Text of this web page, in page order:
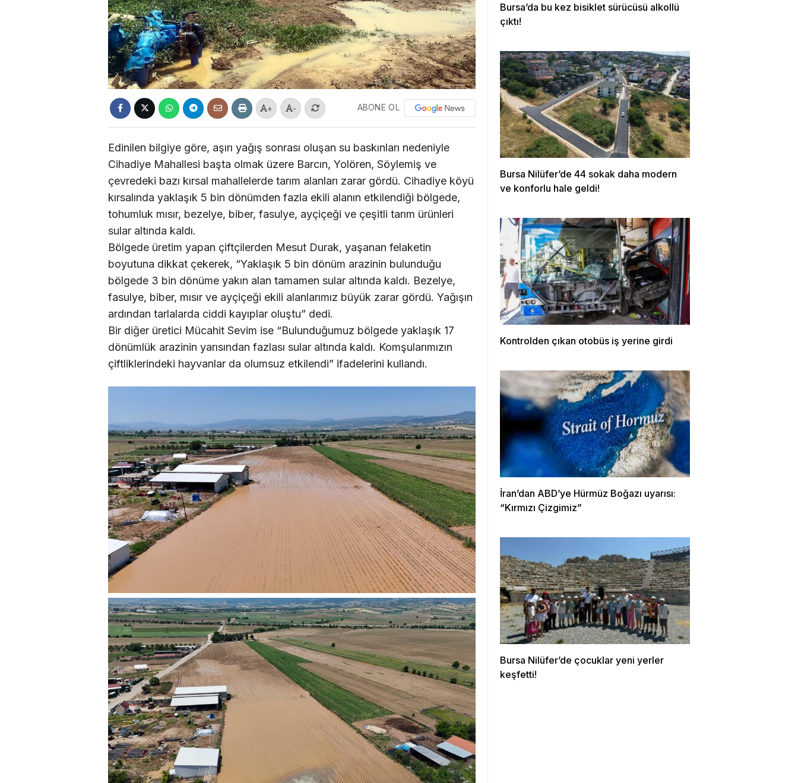
+ - ABONE OL
Edinilen bilgiye göre, aşırı yağış sonrası oluşan su baskınları nedeniyle
Cihadiye Mahallesi başta olmak üzere Barcın, Yolören, Söylemiş ve
çevredeki bazı kırsal mahallelerde tarım alanları zarar gördü. Cihadiye köyü
kırsalında yaklaşık 5 bin dönümden fazla ekili alanın etkilendiği bölgede,
tohumluk mısır, bezelye, biber, fasulye, ayçiçeği ve çeşitli tarım ürünleri
sular altında kaldı.
Bölgede üretim yapan çiftçilerden Mesut Durak, yaşanan felaketin
boyutuna dikkat çekerek, “Yaklaşık 5 bin dönüm arazinin bulunduğu
bölgede 3 bin dönüme yakın alan tamamen sular altında kaldı. Bezelye,
fasulye, biber, mısır ve ayçiçeği ekili alanlarımız büyük zarar gördü. Yağışın
ardından tarlalarda ciddi kayıplar oluştu” dedi.
Bir diğer üretici Mücahit Sevim ise “Bulunduğumuz bölgede yaklaşık 17
dönümlük arazinin yarısından fazlası sular altında kaldı. Komşularımızın
çiftliklerindeki hayvanlar da olumsuz etkilendi” ifadelerini kullandı.
Bursa’da bu kez bisiklet sürücüsü alkollü
çıktı!
Bursa Nilüfer’de 44 sokak daha modern
ve konforlu hale geldi!
Kontrolden çıkan otobüs iş yerine girdi
İran’dan ABD’ye Hürmüz Boğazı uyarısı:
“Kırmızı Çizgimiz”
Bursa Nilüfer’de çocuklar yeni yerler
keşfetti!